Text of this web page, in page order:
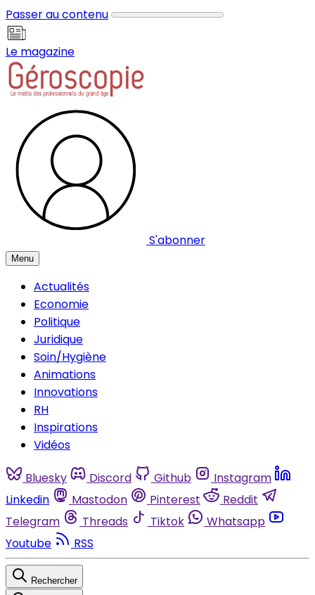
Passer au contenu
Le magazine
S'abonner
Menu
Actualités
Economie
Politique
Juridique
Soin/Hygiène
Animations
Innovations
RH
Inspirations
Vidéos
Bluesky Discord Github
Instagram
Linkedin
Mastodon Pinterest
Reddit
Telegram
Threads Tiktok
Whatsapp
Youtube
RSS
Rechercher
Panneau de gestion des cookies